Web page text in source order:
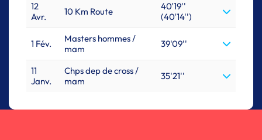
12
Avr.
10 Km Route
40'19''
(40'14'')
1 Fév.
Masters hommes /
mam
39'09''
11
Janv.
Chps dep de cross /
mam
35'21''